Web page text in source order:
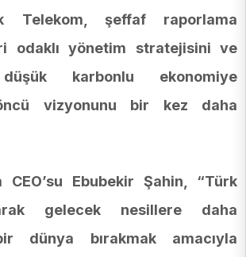
Telekom, şeffaf raporlama
odaklı yönetim stratejisini ve
düşük karbonlu ekonomiye
vizyonunu bir kez daha
CEO’su Ebubekir Şahin, “Türk
gelecek nesillere daha
dünya bırakmak amacıyla